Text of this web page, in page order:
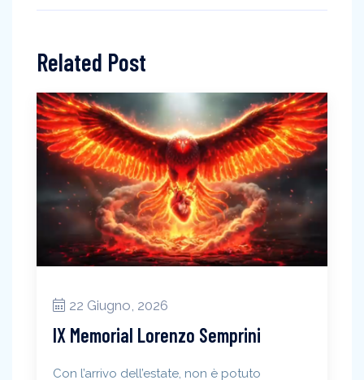
Related Post
22 Giugno, 2026
IX Memorial Lorenzo Semprini
Con l’arrivo dell’estate, non è potuto